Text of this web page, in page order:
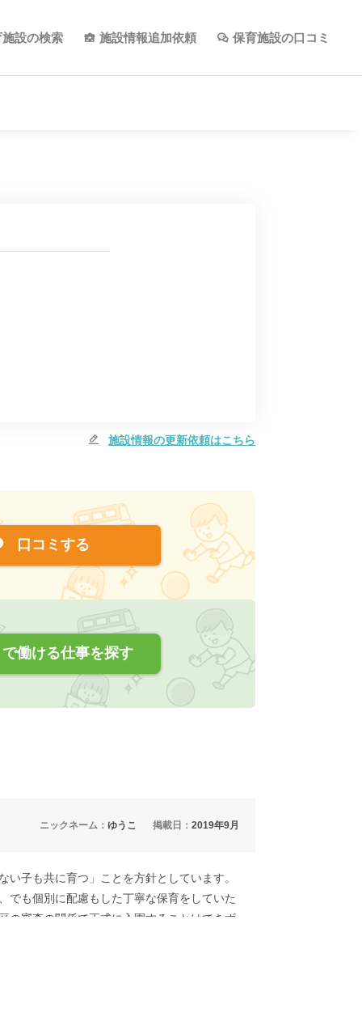
設の検索 施設情報追加依頼 保育施設の口コミ
施設情報の更新依頼はこちら
口コミする
働ける仕事を探す
ニックネーム： ゆうこ 掲載日： 2019年9月
子も共に育つ」ことを方針としています。
でも個別に配慮もした丁寧な保育をしていた
の審査の関係で正式に入園することはできず
間通わせていただきました。一時保育でも3